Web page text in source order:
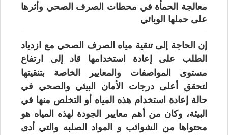
معالجة الحمأة في محطات الصرف الصحي وأثرها
على حملها الوبائي
إن الحاجة إلى تنقية مياه الصرف الصحي مع ازدياد
الطلب على إعادة استخدامها قاد إلى ارتفاع
مستوى
المواصفات والمعايير الخاصة بتنقيتها
لتحقق أعلى درجات الأمان البيئي والصحي في
حالة إعادة استخدام هذه المياه أو التخلص منها في
البيئة، وكان من أهم معايير الجودة لهذه المياه هو
محتواها من الشوائب و المواد الصلبه والتي أدى